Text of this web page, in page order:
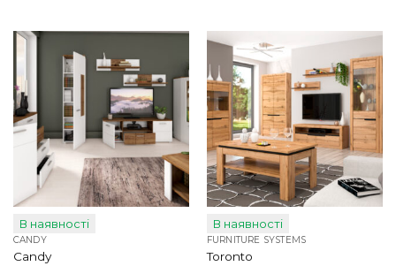
В наявності
CANDY
Сandy
В наявності
FURNITURE SYSTEMS
Toronto